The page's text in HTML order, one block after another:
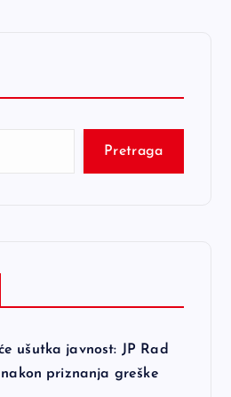
Pretraga
ušutka javnost: JP Rad
priznanja greške